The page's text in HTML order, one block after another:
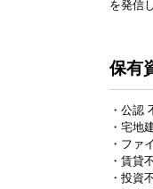
を発信
保有
・公認
・宅地
・ファ
・賃貸
・投資